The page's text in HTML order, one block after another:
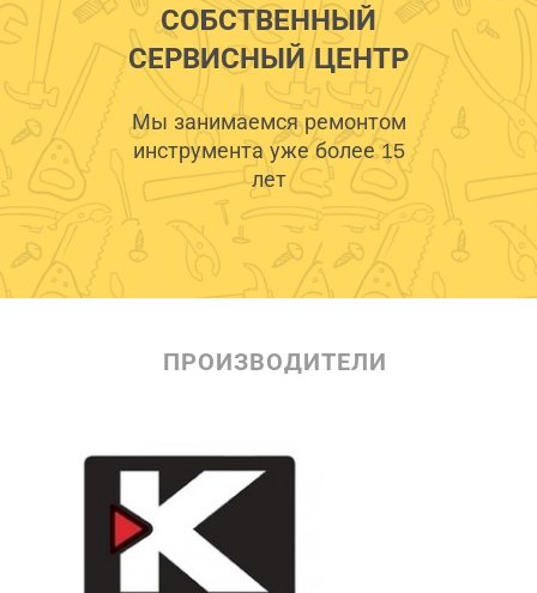
СОБСТВЕННЫЙ
СЕРВИСНЫЙ ЦЕНТР
Мы занимаемся ремонтом
инструмента уже более 15
лет
ПРОИЗВОДИТЕЛИ